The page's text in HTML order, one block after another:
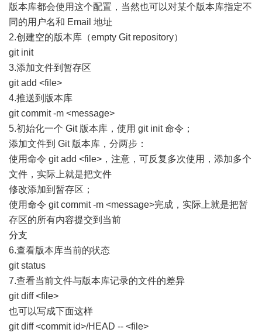
版本库都会使用这个配置，当然也可以对某个版本库指定不
同的用户名和 Email 地址
2.创建空的版本库（empty Git repository）
git init
3.添加文件到暂存区
git add <file>
4.推送到版本库
git commit -m <message>
5.初始化一个 Git 版本库，使用 git init 命令；
添加文件到 Git 版本库，分两步：
使用命令 git add <file>，注意，可反复多次使用，添加多个
文件，实际上就是把文件
修改添加到暂存区；
使用命令 git commit -m <message>完成，实际上就是把暂
存区的所有内容提交到当前
分支
6.查看版本库当前的状态
git status
7.查看当前文件与版本库记录的文件的差异
git diff <file>
也可以写成下面这样
git diff <commit id>/HEAD -- <file>